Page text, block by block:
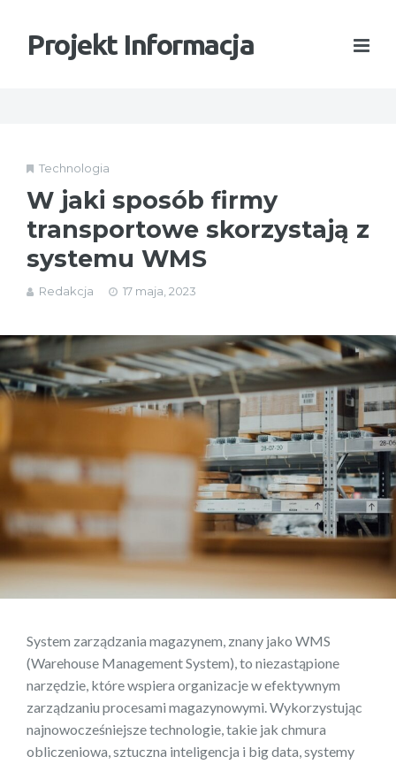
Projekt Informacja
Technologia
W jaki sposób firmy
transportowe skorzystają z
systemu WMS
Redakcja 17 maja, 2023
System zarządzania magazynem, znany jako WMS
(Warehouse Management System), to niezastąpione
narzędzie, które wspiera organizacje w efektywnym
zarządzaniu procesami magazynowymi. Wykorzystując
najnowocześniejsze technologie, takie jak chmura
obliczeniowa, sztuczna inteligencja i big data, systemy